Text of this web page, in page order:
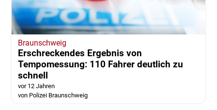
Braunschweig
Erschreckendes Ergebnis von
Tempomessung: 110 Fahrer deutlich zu
schnell
vor 12 Jahren
von Polizei Braunschweig